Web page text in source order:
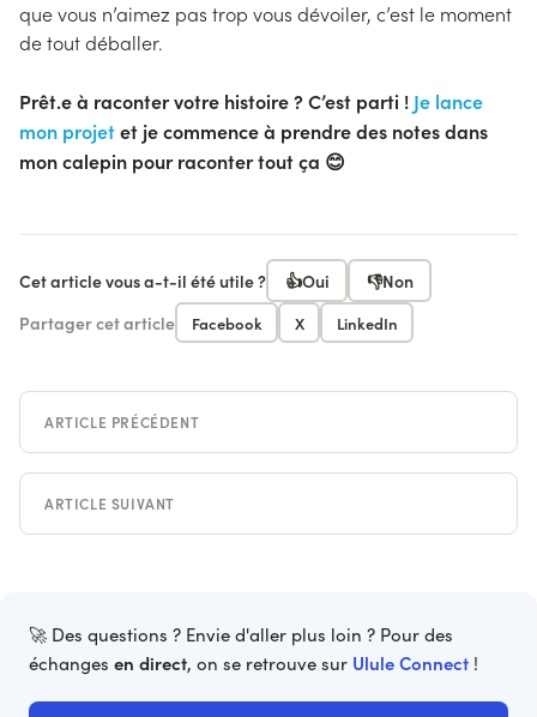
que vous n’aimez pas trop vous dévoiler, c’est le moment
de tout déballer.
Prêt.e à raconter votre histoire ? C’est parti ! Je lance
mon projetet je commence à prendre des notes dans
mon calepin pour raconter tout ça 😊
Cet article vous a-t-il été utile ? 👍Oui 👎Non
Partager cet article
Facebook X LinkedIn
ARTICLE PRÉCÉDENT
ARTICLE SUIVANT
🚀 Des questions ? Envie d'aller plus loin ? Pour des
échanges en direct, on se retrouve sur Ulule Connect !